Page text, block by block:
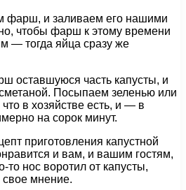
фарш, и заливаем его нашими
чтобы фарш к этому времени
— тогда яйца сразу же
оставшуюся часть капусты, и
Посыпаем зеленью или
в хозяйстве есть, и — в
на сорок минут.
приготовления капустной
и вам, и вашим гостям,
то нос воротил от капусты,
мнение.